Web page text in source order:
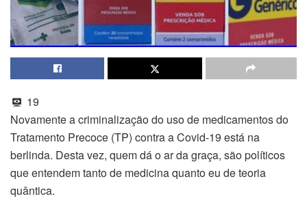
19
Novamente a criminalização do uso de medicamentos do
Tratamento Precoce (TP) contra a Covid-19 está na
berlinda. Desta vez, quem dá o ar da graça, são políticos
que entendem tanto de medicina quanto eu de teoria
quântica.